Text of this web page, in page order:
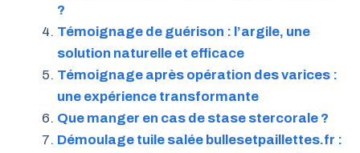
?
Témoignage de guérison : l’argile, une
solution naturelle et efficace
Témoignage après opération des varices :
une expérience transformante
Que manger en cas de stase stercorale ?
Démoulage tuile salée bullesetpaillettes.fr :